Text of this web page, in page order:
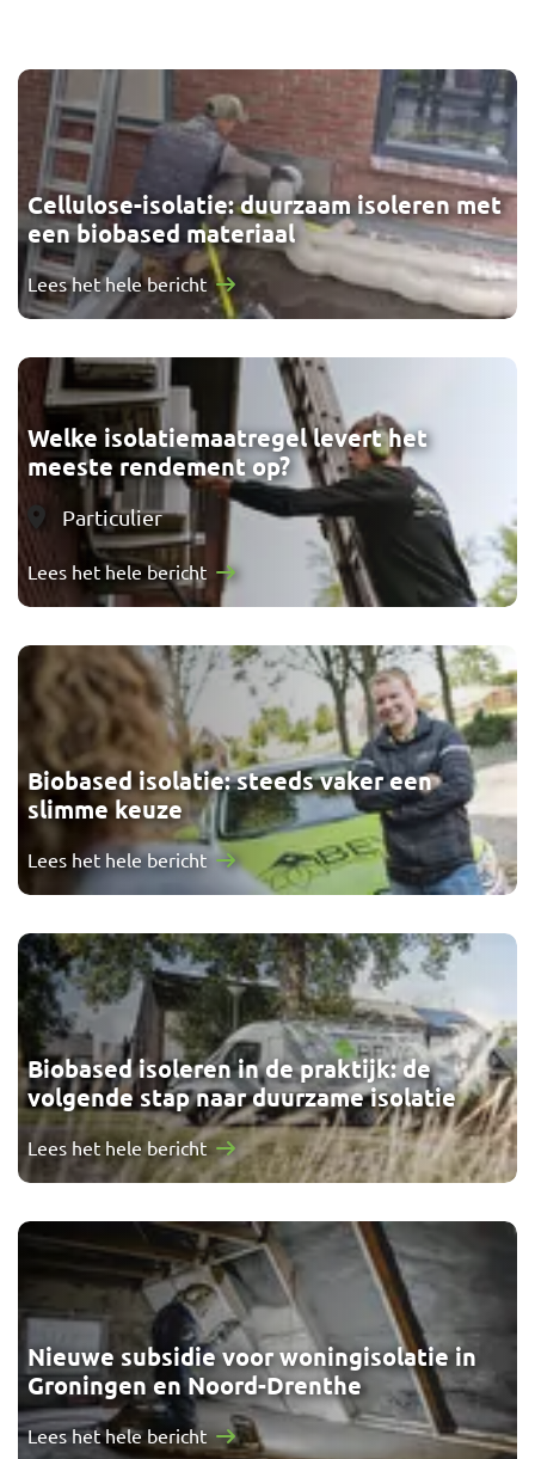
Cellulose-isolatie: duurzaam isoleren met
een biobased materiaal
Lees het hele bericht
Welke isolatiemaatregel levert het
meeste rendement op?
Categorie
Particulier
Lees het hele bericht
Biobased isolatie: steeds vaker een
slimme keuze
Lees het hele bericht
Biobased isoleren in de praktijk: de
volgende stap naar duurzame isolatie
Lees het hele bericht
Nieuwe subsidie voor woningisolatie in
Groningen en Noord-Drenthe
Lees het hele bericht